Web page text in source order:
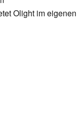
Olight im eigenen